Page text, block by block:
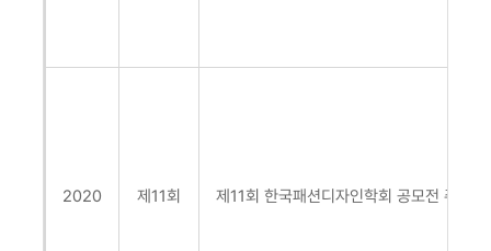
2020 제11회 제11회 한국패션디자인학회 공모전 주제: